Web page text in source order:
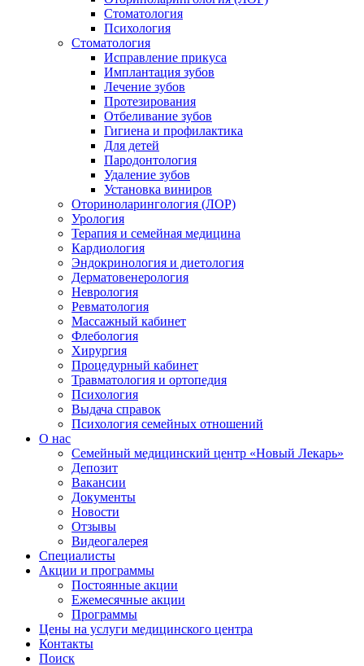
Стоматология
Психология
Стоматология
Исправление прикуса
Имплантация зубов
Лечение зубов
Протезирования
Отбеливание зубов
Гигиена и профилактика
Для детей
Пародонтология
Удаление зубов
Установка виниров
Оториноларингология (ЛОР)
Урология
Терапия и семейная медицина
Кардиология
Эндокринология и диетология
Дерматовенерология
Неврология
Ревматология
Массажный кабинет
Флебология
Хирургия
Процедурный кабинет
Травматология и ортопедия
Психология
Выдача справок
Психология семейных отношений
О нас
Семейный медицинский центр «Новый Лекарь»
Депозит
Вакансии
Документы
Новости
Отзывы
Видеогалерея
Специалисты
Акции и программы
Постоянные акции
Ежемесячные акции
Программы
Цены на услуги медицинского центра
Контакты
Поиск